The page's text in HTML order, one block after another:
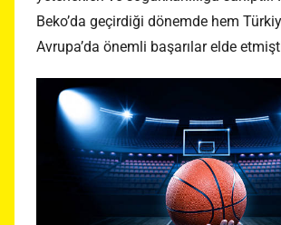
Beko’da geçirdiği dönemde hem
Avrupa’da önemli başarılar elde